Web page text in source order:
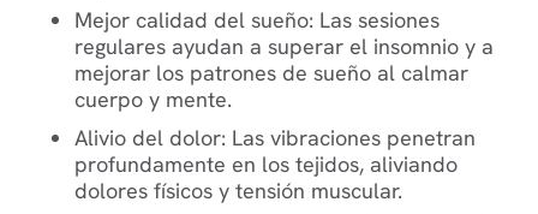
Mejor calidad del sueño: Las sesiones
regulares ayudan a superar el insomnio y a
mejorar los patrones de sueño al calmar
cuerpo y mente.
Alivio del dolor: Las vibraciones penetran
profundamente en los tejidos, aliviando
dolores físicos y tensión muscular.